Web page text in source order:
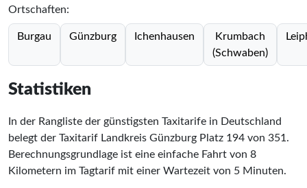
Ortschaften:
Burgau Günzburg Ichenhausen
Krumbach
(Schwaben)
Statistiken
In der Rangliste der günstigsten Taxitarife in Deutschland
belegt der Taxitarif Landkreis Günzburg Platz 194 von 351.
Berechnungsgrundlage ist eine einfache Fahrt von 8
Kilometern im Tagtarif mit einer Wartezeit von 5 Minuten.